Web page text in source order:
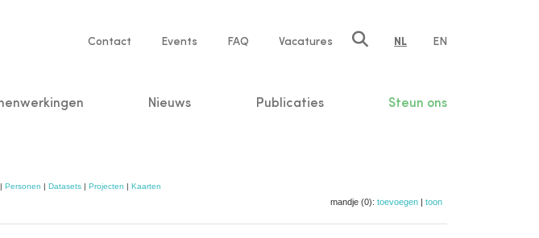
Service
Contact Events FAQ Vacatures NL EN
Nieuws Publicaties Steun ons
| Personen | Datasets| Projecten | Kaarten
mandje (0): toevoegen | toon